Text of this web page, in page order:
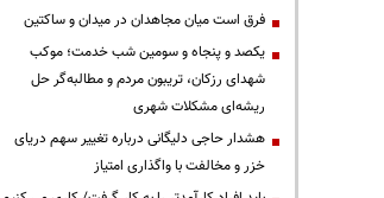
فرق است میان مجاهدان در میدان و ساکتین
یکصد و پنجاه و سومین شب خدمت؛ موکب
شهدای رزکان، تریبون مردم و مطالبه‌گر حل
ریشه‌ای مشکلات شهری
هشدار حاجی دلیگانی درباره تغییر سهم دریای
خزر و مخالفت با واگذاری امتیاز